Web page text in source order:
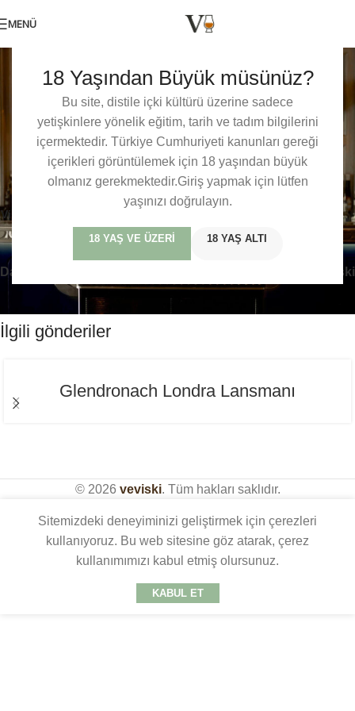
18 Yaşından Büyük müsünüz?
Bu site, distile içki kültürü üzerine sadece
yetişkinlere yönelik eğitim, tarih ve tadım bilgilerini
içermektedir. Türkiye Cumhuriyeti kanunları gereği
içerikleri görüntülemek için 18 yaşından büyük
olmanız gerekmektedir.Giriş yapmak için lütfen
yaşınızı doğrulayın.
18 YAŞ VE ÜZERI 18 YAŞ ALTI
MENÜ
Dünyanın En İyi 50 Barı Açıklandı!
Baris MercanAçık 14/12/2021
Bu içerik sadece üyelerimize özeldir. veviski dünyasındaki bu
özel tadım notlarına, detaylı incelemelere ve üyelere özel
içeriklere erişmek için lütfen giriş yapın veya ücretsiz üye olun.
Viski Sektörel
Daha yeni Daha eski
İlgili gönderiler
Glendronach Londra Lansmanı
© 2026 veviski. Tüm hakları saklıdır.
Sitemizdeki deneyiminizi geliştirmek için çerezleri
kullanıyoruz. Bu web sitesine göz atarak, çerez
kullanımımızı kabul etmiş olursunuz.
KABUL ET